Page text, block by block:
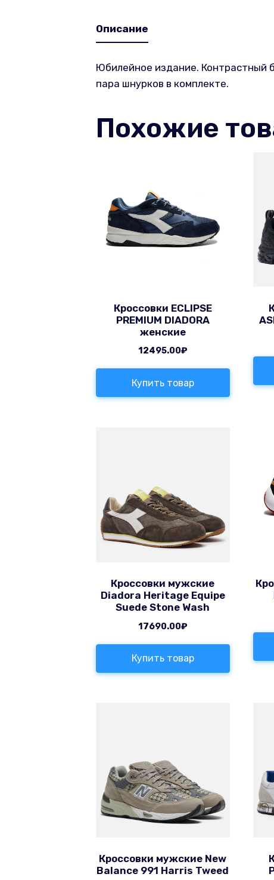
Описание
Юбилейное издание. Контрастный
пара шнурков в комплекте.
Похожие
Кроссовки ECLIPSE
PREMIUM DIADORA
женские
12495.00₽
Купить товар
Кроссовки мужские
Diadora Heritage Equipe
Suede Stone Wash
17690.00₽
Купить товар
Кроссовки мужские New
Balance 991 Harris Tweed